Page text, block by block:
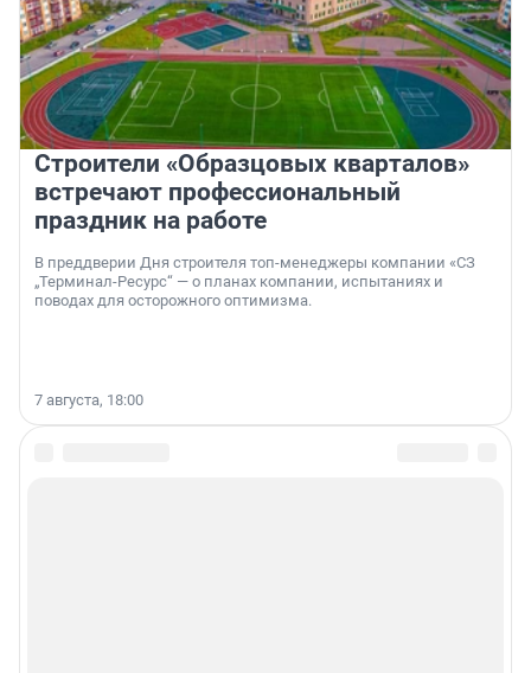
Строители «Образцовых кварталов»
встречают профессиональный
праздник на работе
В преддверии Дня строителя топ-менеджеры компании «СЗ
„Терминал-Ресурс“ — о планах компании, испытаниях и
поводах для осторожного оптимизма.
7 августа, 18:00